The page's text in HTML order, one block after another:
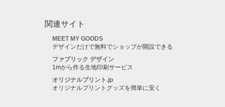
関連サイト
MEET MY GOODS
デザインだけで無料でショップが開設できる
ファブリック デザイン
1mから作る生地印刷サービス
オリジナルプリント.jp
オリジナルプリントグッズを簡単に安く